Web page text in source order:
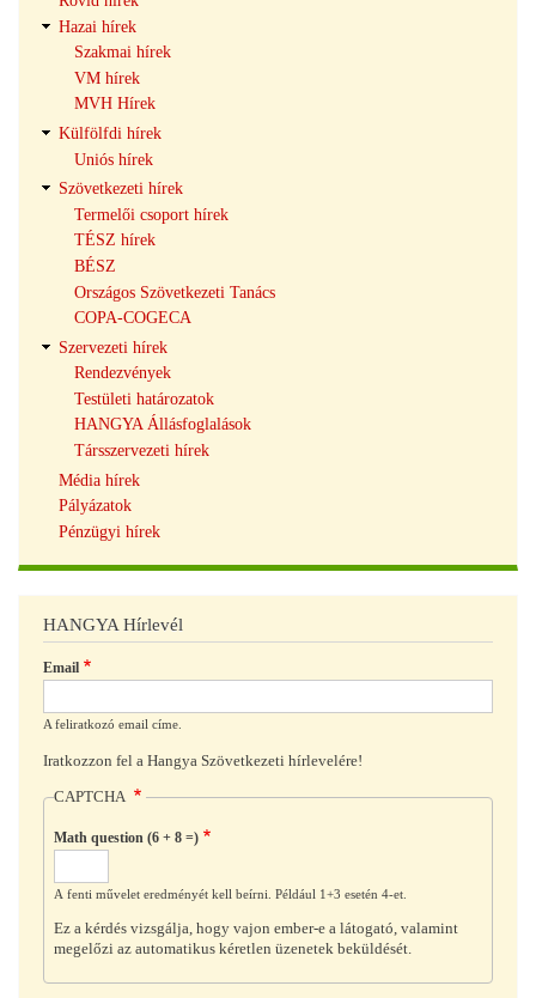
navigáció
Hazai hírek
Szakmai hírek
VM hírek
MVH Hírek
Külfölfdi hírek
Uniós hírek
Szövetkezeti hírek
Termelői csoport hírek
TÉSZ hírek
BÉSZ
Országos Szövetkezeti Tanács
COPA-COGECA
Szervezeti hírek
Rendezvények
Testületi határozatok
HANGYA Állásfoglalások
Társszervezeti hírek
Média hírek
Pályázatok
Pénzügyi hírek
HANGYA Hírlevél
Email
A feliratkozó email címe.
Iratkozzon fel a Hangya Szövetkezeti hírlevelére!
CAPTCHA
Math question (6 + 8 =)
A fenti művelet eredményét kell beírni. Például 1+3 esetén 4-et.
Ez a kérdés vizsgálja, hogy vajon ember-e a látogató, valamint
megelőzi az automatikus kéretlen üzenetek beküldését.